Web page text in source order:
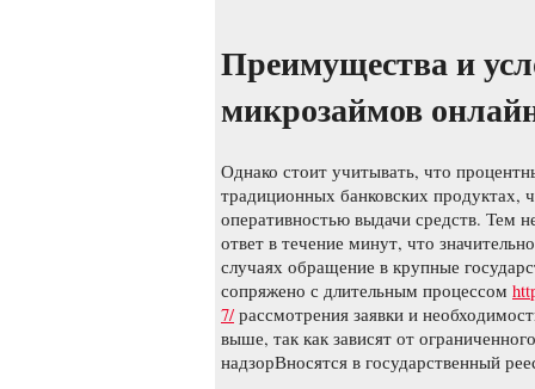
Преимущества и
микрозаймов
Однако стоит учитывать, что
традиционных банковских продуктах,
оперативностью выдачи средств. Тем
ответ в течение минут, что
случаях обращение в крупные
сопряжено с длительным процессом
7/ рассмотрения заявки и
выше, так как зависят от
надзорВносятся в государственный